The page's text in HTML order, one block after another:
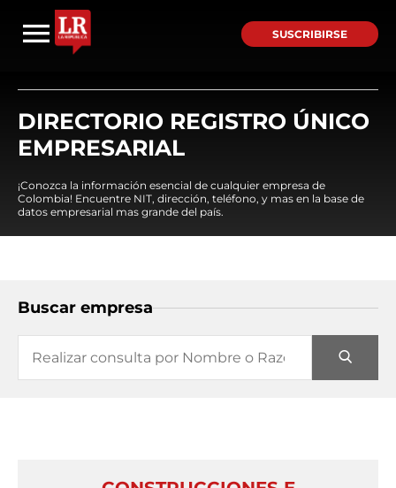
SUSCRIBIRSE
DIRECTORIO REGISTRO ÚNICO
EMPRESARIAL
¡Conozca la información esencial de cualquier empresa de
Colombia! Encuentre NIT, dirección, teléfono, y mas en la base de
datos empresarial mas grande del país.
Buscar empresa